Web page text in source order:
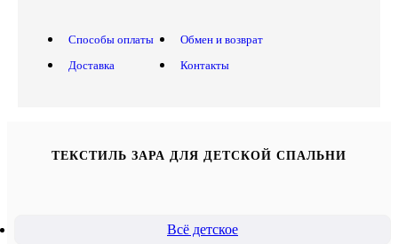
Способы оплаты
Доставка
Обмен и возврат
Контакты
ТЕКСТИЛЬ ЗАРА ДЛЯ ДЕТСКОЙ СПАЛЬНИ
Всё детское